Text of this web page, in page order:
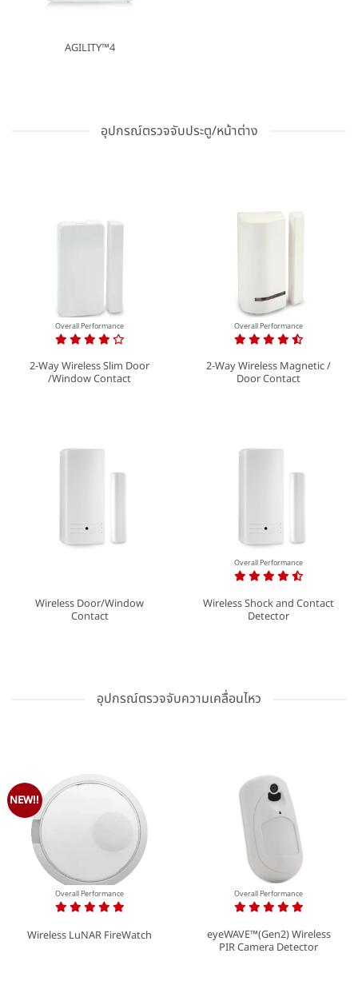
AGILITY™4
อุปกรณ์ตรวจจับประตู/หน้าต่าง
Overall Performance
2-Way Wireless Slim Door
/Window Contact
Overall Performance
2-Way Wireless Magnetic /
Door Contact
Wireless Door/Window
Contact
Overall Performance
Wireless Shock and Contact
Detector
อุปกรณ์ตรวจจับความเคลื่อนไหว
NEW!!
Overall Performance
Wireless LuNAR FireWatch
Overall Performance
eyeWAVE™(Gen2) Wireless
PIR Camera Detector